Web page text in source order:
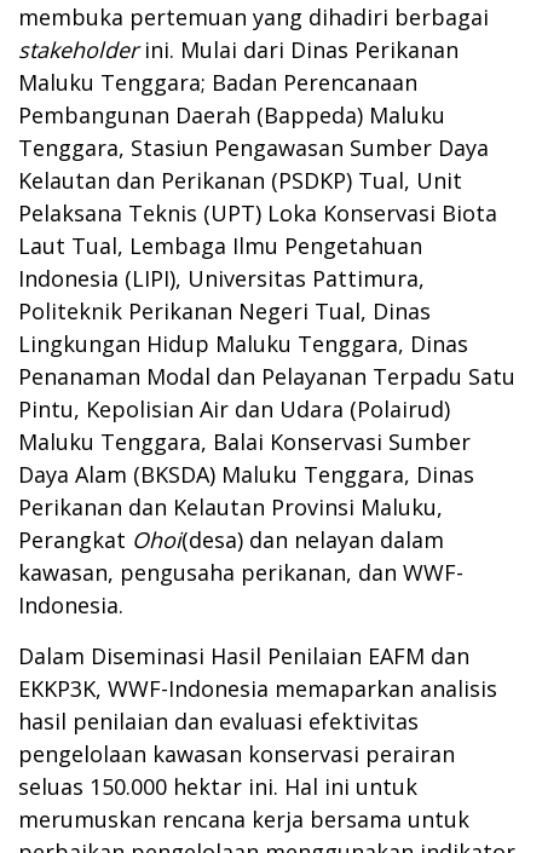
membuka pertemuan yang dihadiri berbagai
stakeholderini. Mulai dari Dinas Perikanan
Maluku Tenggara; Badan Perencanaan
Pembangunan Daerah (Bappeda) Maluku
Tenggara, Stasiun Pengawasan Sumber Daya
Kelautan dan Perikanan (PSDKP) Tual, Unit
Pelaksana Teknis (UPT) Loka Konservasi Biota
Laut Tual, Lembaga Ilmu Pengetahuan
Indonesia (LIPI), Universitas Pattimura,
Politeknik Perikanan Negeri Tual, Dinas
Lingkungan Hidup Maluku Tenggara, Dinas
Penanaman Modal dan Pelayanan Terpadu Satu
Pintu, Kepolisian Air dan Udara (Polairud)
Maluku Tenggara, Balai Konservasi Sumber
Daya Alam (BKSDA) Maluku Tenggara, Dinas
Perikanan dan Kelautan Provinsi Maluku,
Perangkat Ohoi(desa) dan nelayan dalam
kawasan, pengusaha perikanan, dan WWF-
Indonesia.
Dalam Diseminasi Hasil Penilaian EAFM dan
EKKP3K, WWF-Indonesia memaparkan analisis
hasil penilaian dan evaluasi efektivitas
pengelolaan kawasan konservasi perairan
seluas 150.000 hektar ini. Hal ini untuk
merumuskan rencana kerja bersama untuk